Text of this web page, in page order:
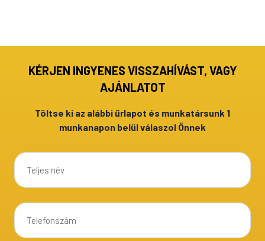
KÉRJEN INGYENES VISSZAHÍVÁST, VAGY
AJÁNLATOT
Töltse ki az alábbi űrlapot és munkatársunk 1
munkanapon belül válaszol Önnek